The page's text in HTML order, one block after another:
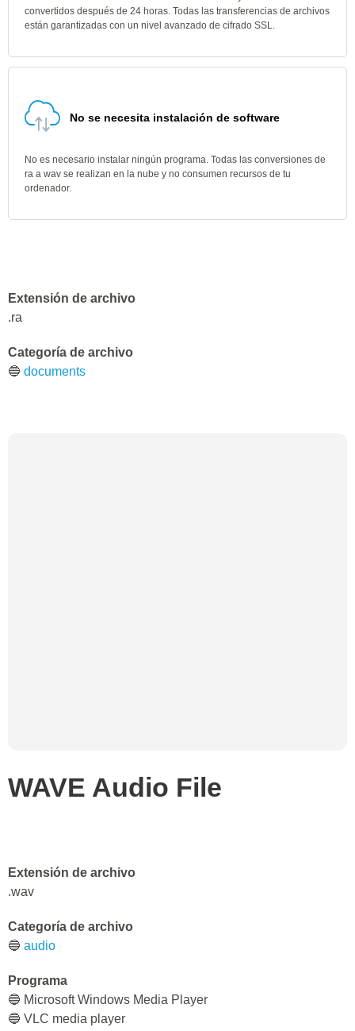
convertidos después de 24 horas. Todas las transferencias de archivos
están garantizadas con un nivel avanzado de cifrado SSL.
No se necesita instalación de software
No es necesario instalar ningún programa. Todas las conversiones de
ra a wav se realizan en la nube y no consumen recursos de tu
ordenador.
Extensión de archivo
.ra
Categoría de archivo
🔵 documents
WAVE Audio File
Extensión de archivo
.wav
Categoría de archivo
🔵 audio
Programa
🔵 Microsoft Windows Media Player
🔵 VLC media player